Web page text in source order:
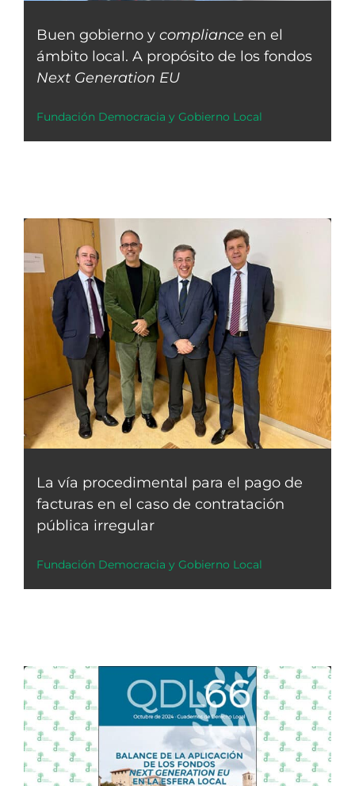
Buen gobierno y compliance en el
ámbito local. A propósito de los fondos
Next Generation EU
Fundación Democracia y Gobierno Local
La vía procedimental para el pago de
facturas en el caso de contratación
pública irregular
Fundación Democracia y Gobierno Local